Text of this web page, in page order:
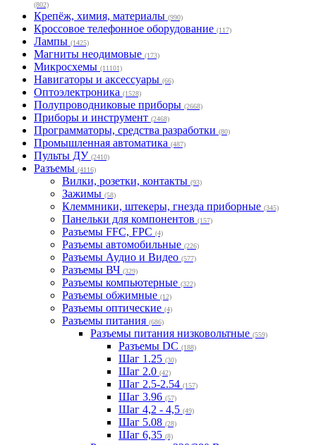
(802)
Крепёж, химия, материалы (990)
Кроссовое телефонное оборудование (117)
Лампы (1425)
Магниты неодимовые (173)
Микросхемы (11101)
Навигаторы и аксессуары (66)
Оптоэлектроника (1528)
Полупроводниковые приборы (2668)
Приборы и инструмент (2468)
Программаторы, средства разработки (80)
Промышленная автоматика (487)
Пульты ДУ (2410)
Разъемы (4116)
Вилки, розетки, контакты (93)
Зажимы (58)
Клеммники, штекеры, гнезда приборные (345)
Панельки для компонентов (157)
Разъемы FFC, FPC (4)
Разъемы автомобильные (226)
Разъемы Аудио и Видео (577)
Разъемы ВЧ (329)
Разъемы компьютерные (322)
Разъемы обжимные (12)
Разъемы оптические (4)
Разъемы питания (686)
Разъемы питания низковольтные (559)
Разъемы DC (188)
Шаг 1.25 (30)
Шаг 2.0 (42)
Шаг 2.5-2.54 (157)
Шаг 3.96 (57)
Шаг 4,2 - 4,5 (49)
Шаг 5.08 (28)
Шаг 6,35 (8)